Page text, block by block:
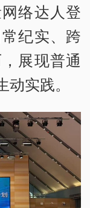
络达人登
纪实、跨
展现普通
实践。